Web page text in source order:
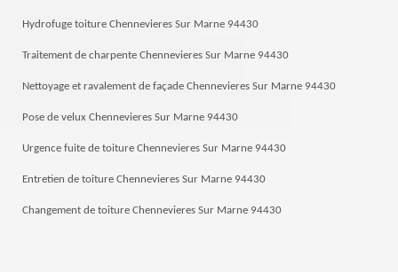
Hydrofuge toiture Chennevieres Sur Marne 94430
Traitement de charpente Chennevieres Sur Marne 94430
Nettoyage et ravalement de façade Chennevieres Sur Marne 94430
Pose de velux Chennevieres Sur Marne 94430
Urgence fuite de toiture Chennevieres Sur Marne 94430
Entretien de toiture Chennevieres Sur Marne 94430
Changement de toiture Chennevieres Sur Marne 94430